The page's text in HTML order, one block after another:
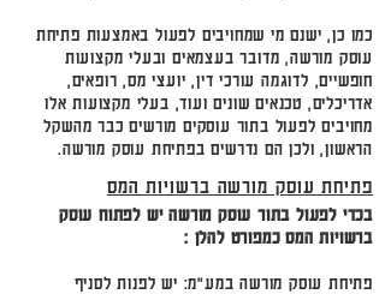
כמו כן, ישנם מי שמחויבים לפעול באמצעות פתיחת
עוסק מורשה, מדובר בעצמאים ובעלי מקצועות
חופשיים, לדוגמה עורכי דין, יועצי מס, רופאים,
אדריכלים, טכנאים שונים ועוד, בעלי מקצועות אלו
מחויבים לפעול בתור עוסקים מורשים כבר מהשקל
הראשון, ולכן הם נדרשים בפתיחת עוסק מורשה.
פתיחת עוסק מורשה ברשויות המס
בכדי לפעול בתור עוסק מורשה יש לפתוח עוסק
ברשויות המס כמפורט להלן :
פתיחת עוסק מורשה במע"מ: יש לפנות לסניף